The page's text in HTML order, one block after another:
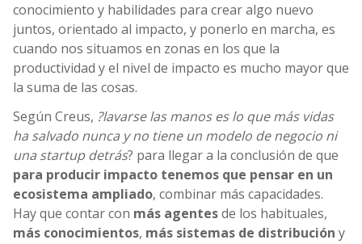
conocimiento y habilidades para crear algo nuevo
juntos, orientado al impacto, y ponerlo en marcha, es
cuando nos situamos en zonas en los que la
productividad y el nivel de impacto es mucho mayor que
la suma de las cosas.
Según Creus, ?lavarse las manos es lo que más vidas
ha salvado nunca y no tiene un modelo de negocio ni
una startup detrás? para llegar a la conclusión de que
para producir impacto tenemos que pensar en un
ecosistema ampliado, combinar más capacidades.
Hay que contar con más agentesde los habituales,
más conocimientos, más sistemas de distribución y